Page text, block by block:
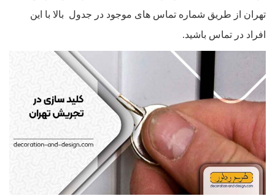
تهران از طریق شماره تماس های موجود در جدول بالا با این
افراد در تماس باشید.